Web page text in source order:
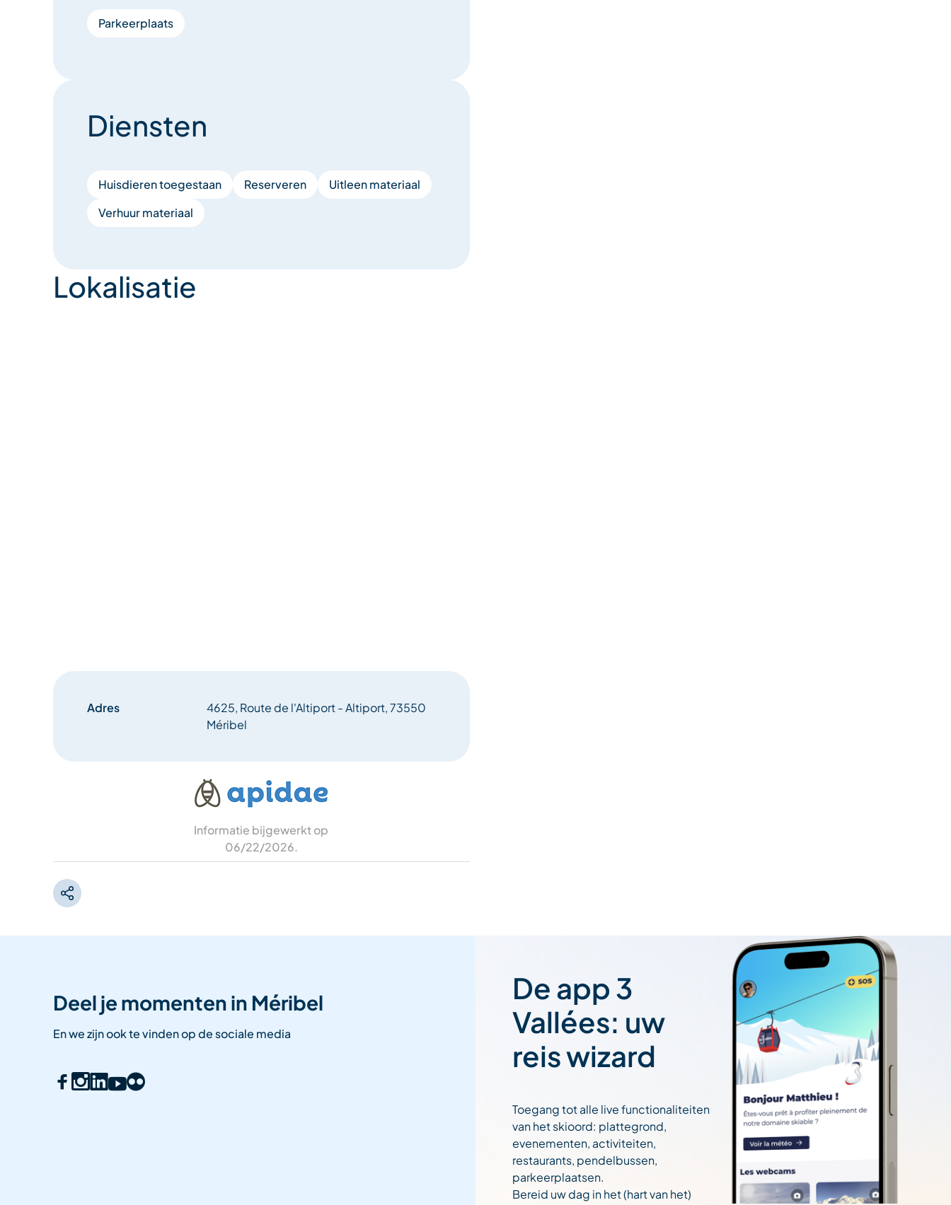
Parkeerplaats
Diensten
Huisdieren toegestaan Reserveren
Uitleen materiaal
Verhuur materiaal
Lokalisatie
Adres
4625, Route de l'Altiport - Altiport, 73550
Méribel
Informatie bijgewerkt op
06/22/2026.
Deel je momenten in Méribel
En we zijn ook te vinden op de sociale media
De app 3
Vallées: uw
reis wizard
Toegang tot alle live functionaliteiten
van het skioord: plattegrond,
evenementen, activiteiten,
restaurants, pendelbussen,
parkeerplaatsen.
Bereid uw dag in het (hart van het)